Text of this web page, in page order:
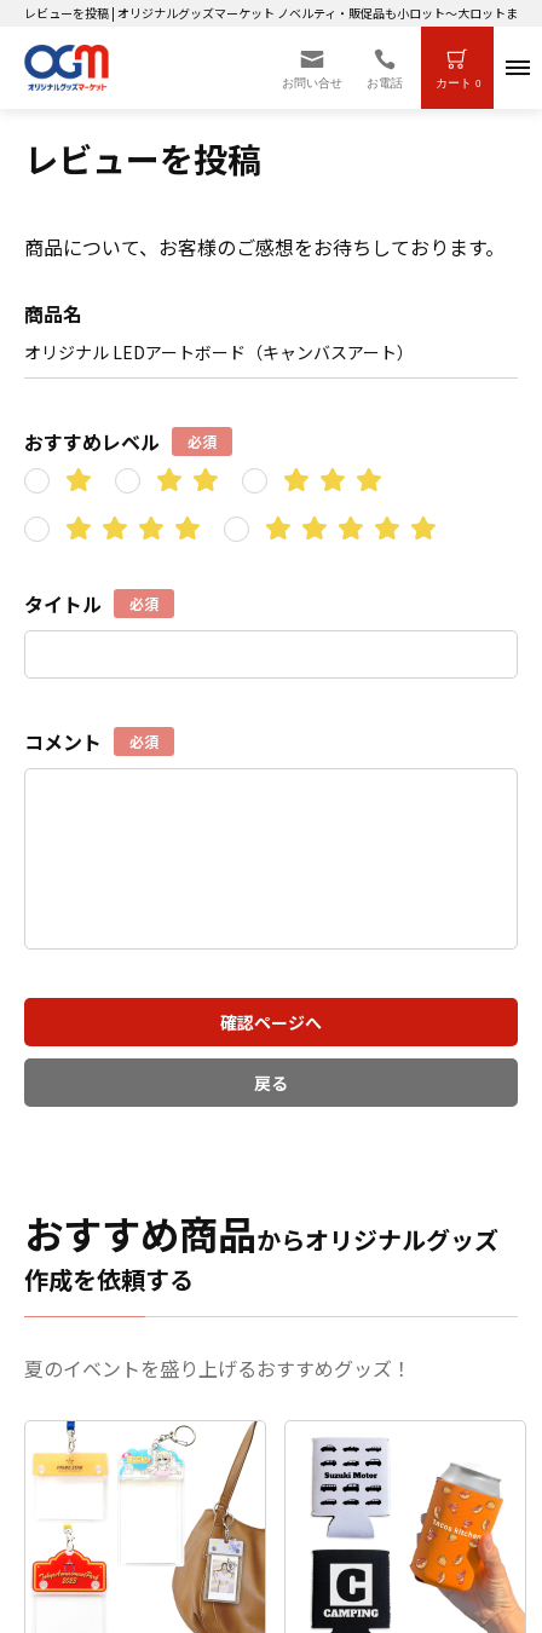
レビューを投稿 | オリジナルグッズマーケット ノベルティ・販促品も小ロット～大ロットまで
お問い合せ お電話 カート 0
レビューを投稿
商品について、お客様のご感想をお待ちしております。
商品名
オリジナル LEDアートボード（キャンバスアート）
おすすめレベル 必須
タイトル 必須
コメント 必須
確認ページへ
戻る
おすすめ商品からオリジナルグッズ
作成を依頼する
夏のイベントを盛り上げるおすすめグッズ！